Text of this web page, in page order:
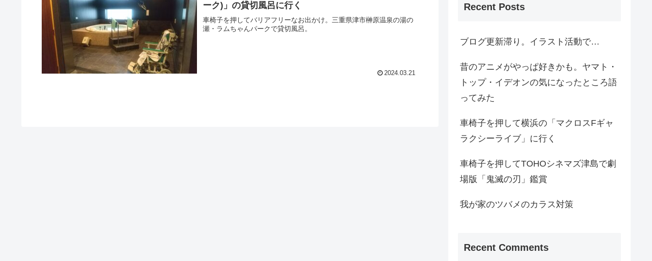
ーク)」の貸切風呂に行く
車椅子を押してバリアフリーなお出かけ。三重県津市榊原温泉の湯の
瀬・ラムちゃんパークで貸切風呂。
2024.03.21
Recent Posts
ブログ更新滞り。イラスト活動で…
昔のアニメがやっぱ好きかも。ヤマト・
トップ・イデオンの気になったところ語
ってみた
車椅子を押して横浜の「マクロスFギャ
ラクシーライブ」に行く
車椅子を押してTOHOシネマズ津島で劇
場版「鬼滅の刃」鑑賞
我が家のツバメのカラス対策
Recent Comments